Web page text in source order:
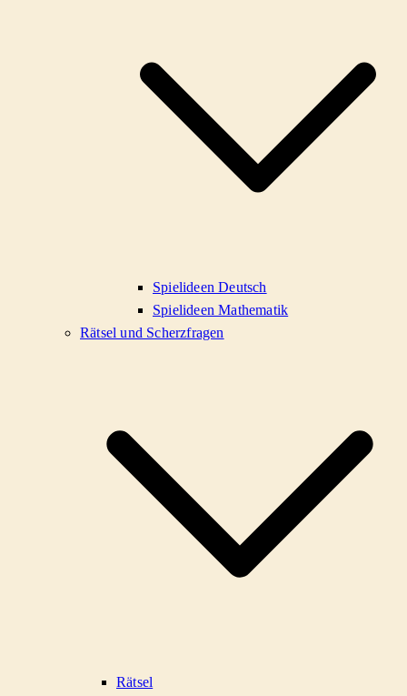
Spielideen Deutsch
Spielideen Mathematik
Rätsel und Scherzfragen
Rätsel